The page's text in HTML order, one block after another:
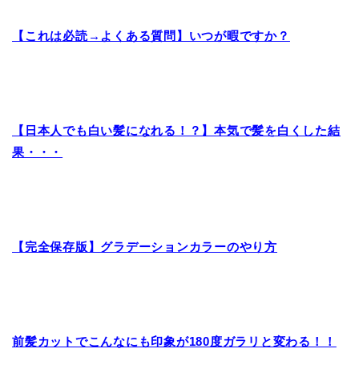
【これは必読→よくある質問】いつが暇ですか？
【日本人でも白い髪になれる！？】本気で髪を白くした結
果・・・
【完全保存版】グラデーションカラーのやり方
前髪カットでこんなにも印象が180度ガラリと変わる！！